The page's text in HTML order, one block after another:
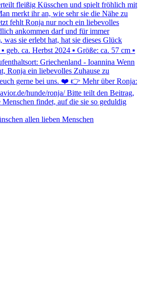
allen lieben Menschen